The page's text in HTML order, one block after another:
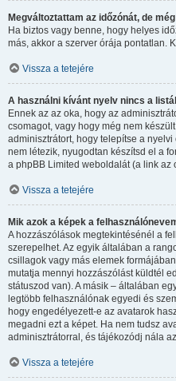
Megváltoztattam az időzónát, de
Ha biztos vagy benne, hogy helyes
más, akkor a szerver órája pontatlan.
Vissza a tetejére
A használni kívánt nyelv nincs a
Ennek az az oka, hogy az
csomagot, vagy hogy még nem
adminisztrátort, hogy telepítse a
nem létezik, nyugodtan készítsd el a
a phpBB Limited weboldalát (a link az
Vissza a tetejére
Mik azok a képek a
A hozzászólások megtekintésénél a
szerepelhet. Az egyik általában a
csillagok vagy más elemek
mutatja mennyi hozzászólást küldtél
státuszod van). A másik – általában
legtöbb felhasználónak egyedi és
hogy engedélyezett-e az avatarok
megadni ezt a képet. Ha nem tudsz
adminisztrátorral, és tájékozódj nála
Vissza a tetejére